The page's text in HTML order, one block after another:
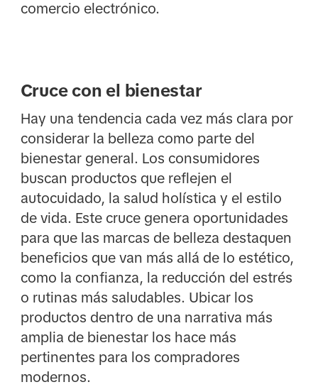
comercio electrónico.
Cruce con el bienestar
Hay una tendencia cada vez más clara por
considerar la belleza como parte del
bienestar general. Los consumidores
buscan productos que reflejen el
autocuidado, la salud holística y el estilo
de vida. Este cruce genera oportunidades
para que las marcas de belleza destaquen
beneficios que van más allá de lo estético,
como la confianza, la reducción del estrés
o rutinas más saludables. Ubicar los
productos dentro de una narrativa más
amplia de bienestar los hace más
pertinentes para los compradores
modernos.